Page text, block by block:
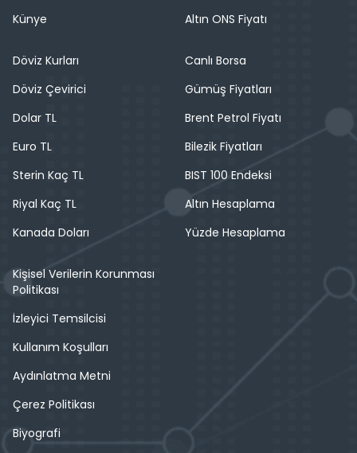
Künye
Altın ONS Fiyatı
Döviz Kurları
Döviz Çevirici
Dolar TL
Euro TL
Sterin Kaç TL
Riyal Kaç TL
Kanada Doları
Canlı Borsa
Gümüş Fiyatları
Brent Petrol Fiyatı
Bilezik Fiyatları
BIST 100 Endeksi
Altın Hesaplama
Yüzde Hesaplama
Kişisel Verilerin Korunması
Politikası
İzleyici Temsilcisi
Kullanım Koşulları
Aydınlatma Metni
Çerez Politikası
Biyografi